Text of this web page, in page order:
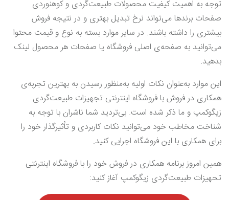
توجه به اهمیت کیفیت محصولات طبیعت‌گردی و کوهنوردی
صفحات برندها می‌تواند نرخ تبدیل بهتری و در نتیجه فروش
بیشتری را داشته باشند. در سایر موارد بسته به نوع و قیمت محتوا
می‌توانید به صفحه‌ی اصلی فروشگاه یا صفحات هر محصول لینک
بدهید.
این موارد به‌عنوان نکات اولیه به‌منظور رسیدن به بهترین تجربه‌ی
همکاری در فروش با فروشگاه اینترنتی تجهیزات طبیعت‌گردی
زیگوکمپ و ما ذکر شده است. بی‌تردید شما ناشران با توجه به
شناخت مخاطب خود می‌توانید نکات کاربردی و تأثیرگذار خود را
برای همکاری با این فروشگاه اجرایی کنید.
همین امروز برنامه همکاری در فروش خود را با فروشگاه اینترنتی
تحهیزات طبیعت‌گردی زیگوکمپ آغاز کنید: